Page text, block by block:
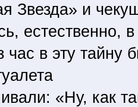
Звезда» и
естественно,
час в эту тайну
«Ну, как